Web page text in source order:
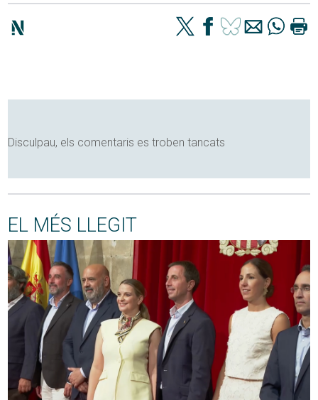
Disculpau, els comentaris es troben tancats
EL MÉS LLEGIT